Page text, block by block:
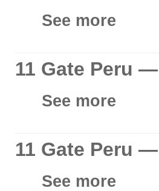
See more
11 Gate Peru
See more
11 Gate Peru
See more